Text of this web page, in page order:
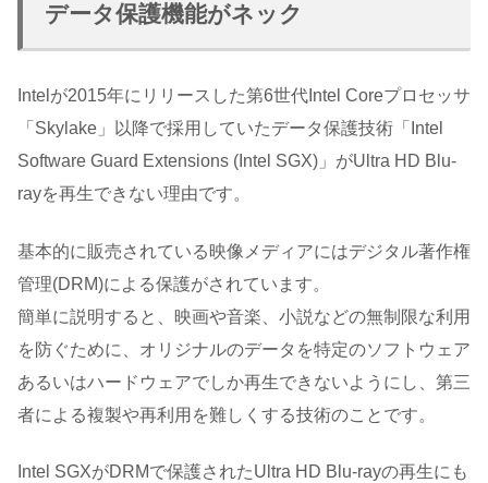
データ保護機能がネック
Intelが2015年にリリースした第6世代Intel Coreプロセッサ
「Skylake」以降で採用していたデータ保護技術「Intel
Software Guard Extensions (Intel SGX)」がUltra HD Blu-
rayを再生できない理由です。
基本的に販売されている映像メディアにはデジタル著作権
管理(DRM)による保護がされています。
簡単に説明すると、映画や音楽、小説などの無制限な利用
を防ぐために、オリジナルのデータを特定のソフトウェア
あるいはハードウェアでしか再生できないようにし、第三
者による複製や再利用を難しくする技術のことです。
Intel SGXがDRMで保護されたUltra HD Blu-rayの再生にも